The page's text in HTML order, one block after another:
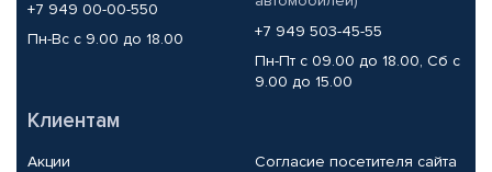
+7 949 00-00-550
Пн-Вс с 9.00 до 18.00
+7 949 503-45-55
Пн-Пт с 09.00 до 18.00, Сб с
9.00 до 15.00
Клиентам
Акции
Согласие посетителя сайта